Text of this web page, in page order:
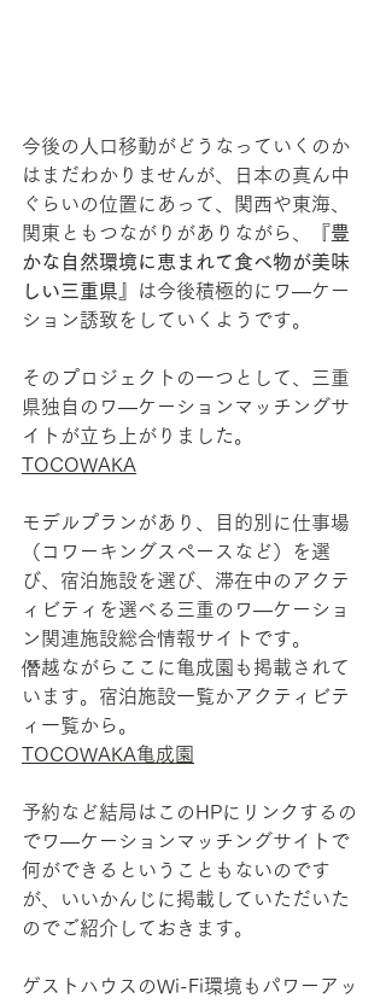
今後の人口移動がどうなっていくのか
はまだわかりませんが、日本の真ん中
ぐらいの位置にあって、関西や東海、
関東ともつながりがありながら、『豊
かな自然環境に恵まれて食べ物が美味
しい三重県』
は今後積極的にワ―ケー
ション誘致をしていくようです。
そのプロジェクトの一つとして、三重
県独自のワ―ケーションマッチングサ
イトが立ち上がりました。
TOCOWAKA
モデルプランがあり、目的別に仕事場
（コワーキングスペースなど）を選
び、宿泊施設を選び、滞在中のアクテ
ィビティを選べる三重のワ―ケーショ
ン関連施設総合情報サイトです。
僭越ながらここに亀成園も掲載されて
います。宿泊施設一覧かアクティビテ
ィ一覧から。
TOCOWAKA亀成園
予約など結局はこのHPにリンクするの
でワ―ケーションマッチングサイトで
何ができるということもないのです
が、いいかんじに掲載していただいた
のでご紹介しておきます。
ゲストハウスのWi-Fi環境もパワーアッ